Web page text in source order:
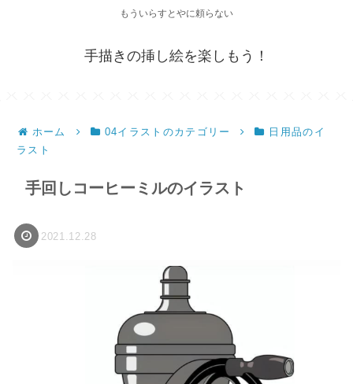
もういらすとやに頼らない
手描きの挿し絵を楽しもう！
ホーム 04イラストのカテゴリー
日用品のイ
ラスト
手回しコーヒーミルのイラスト
2021.12.28